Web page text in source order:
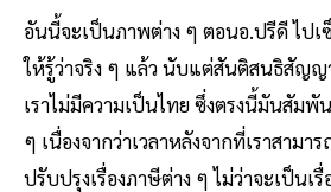
อันนี้จะเป็นภาพต่าง ๆ ตอนอ.ปรีดี ไป
ให้รู้ว่าจริง ๆ แล้ว นับแต่สันติสนธิสัญญ
เราไม่มีความเป็นไทย ซึ่งตรงนี้มันสัมพั
ๆ เนื่องจากว่าเวลาหลังจากที่เราสามา
ปรับปรุงเรื่องภาษีต่าง ๆ ไม่ว่าจะเป็นเ